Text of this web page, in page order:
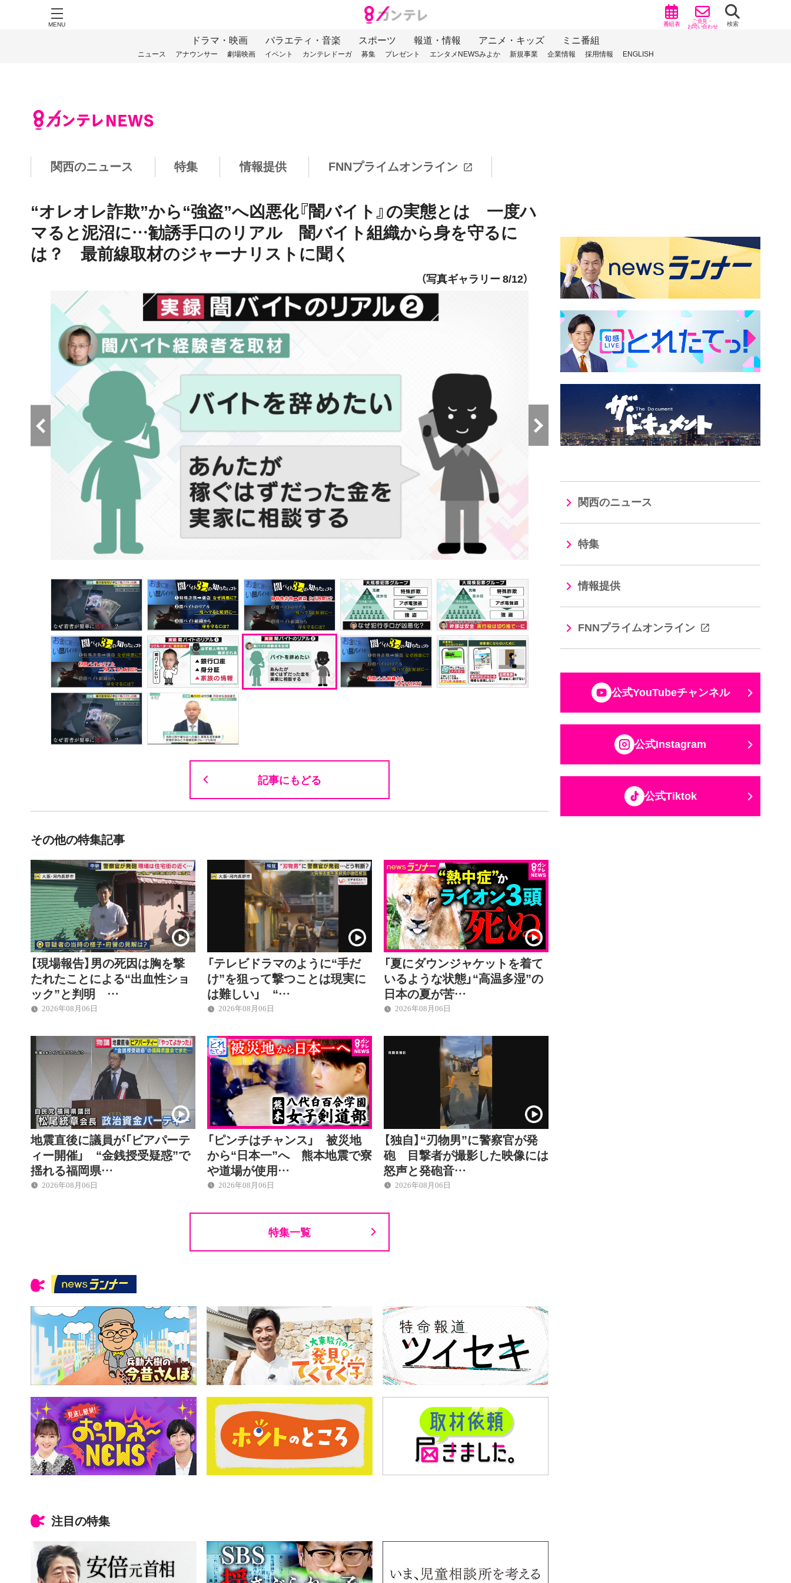
MENU 番組表 ご意見・
お問い合わせ 検索
ドラマ・映画 バラエティ・音楽 スポーツ 報道・情報 アニメ・キッズ ミニ番組
ニュース アナウンサー 劇場映画 イベント カンテレドーガ 募集 プレゼント エンタメNEWSみよか 新規事業 企業情報 採用情報 ENGLISH
関西のニュース 特集 情報提供 FNNプライムオンライン
“オレオレ詐欺”から“強盗”へ凶悪化『闇バイト』の実態とは 一度ハ
マると泥沼に…勧誘手口のリアル 闇バイト組織から身を守るに
は？ 最前線取材のジャーナリストに聞く
（写真ギャラリー 8/12）
記事にもどる
その他の特集記事
【現場報告】男の死因は胸を撃
たれたことによる“出血性ショ
ック”と判明 …
2026年08月06日
「テレビドラマのように“手だ
け”を狙って撃つことは現実に
は難しい」 “…
2026年08月06日
「夏にダウンジャケットを着て
いるような状態」“高温多湿”の
日本の夏が苦…
2026年08月06日
地震直後に議員が「ビアパーテ
ィー開催」 “金銭授受疑惑”で
揺れる福岡県…
2026年08月06日
「ピンチはチャンス」 被災地
から“日本一”へ 熊本地震で寮
や道場が使用…
2026年08月06日
【独自】“刃物男”に警察官が発
砲 目撃者が撮影した映像には
怒声と発砲音…
2026年08月06日
特集一覧
注目の特集
関西のニュース
特集
情報提供
FNNプライムオンライン
公式YouTubeチャンネル
公式Instagram
公式Tiktok